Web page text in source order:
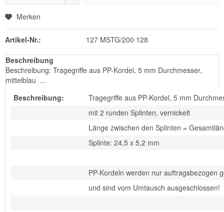
Merken
Artikel-Nr.: 127 MSTG/200 128
Beschreibung
Beschreibung: Tragegriffe aus PP-Kordel, 5 mm Durchmesser,
mittelblau ...
Beschreibung:
Tragegriffe aus PP-Kordel, 5 mm
mit 2 runden Splinten, vernickelt
Länge zwischen den Splinten =
Splinte: 24,5 x 5,2 mm
PP-Kordeln werden nur auftragsbezogen
und sind vom Umtausch ausgeschlossen!